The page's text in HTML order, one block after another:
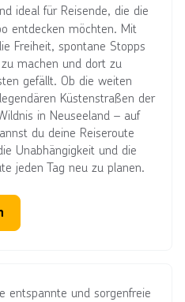
ideal für Reisende, die die
entdecken möchten. Mit
Freiheit, spontane Stopps
machen und dort zu
gefällt. Ob die weiten
Küstenstraßen der
in Neuseeland – auf
du deine Reiseroute
Unabhängigkeit und die
jeden Tag neu zu planen.
entspannte und sorgenfreie